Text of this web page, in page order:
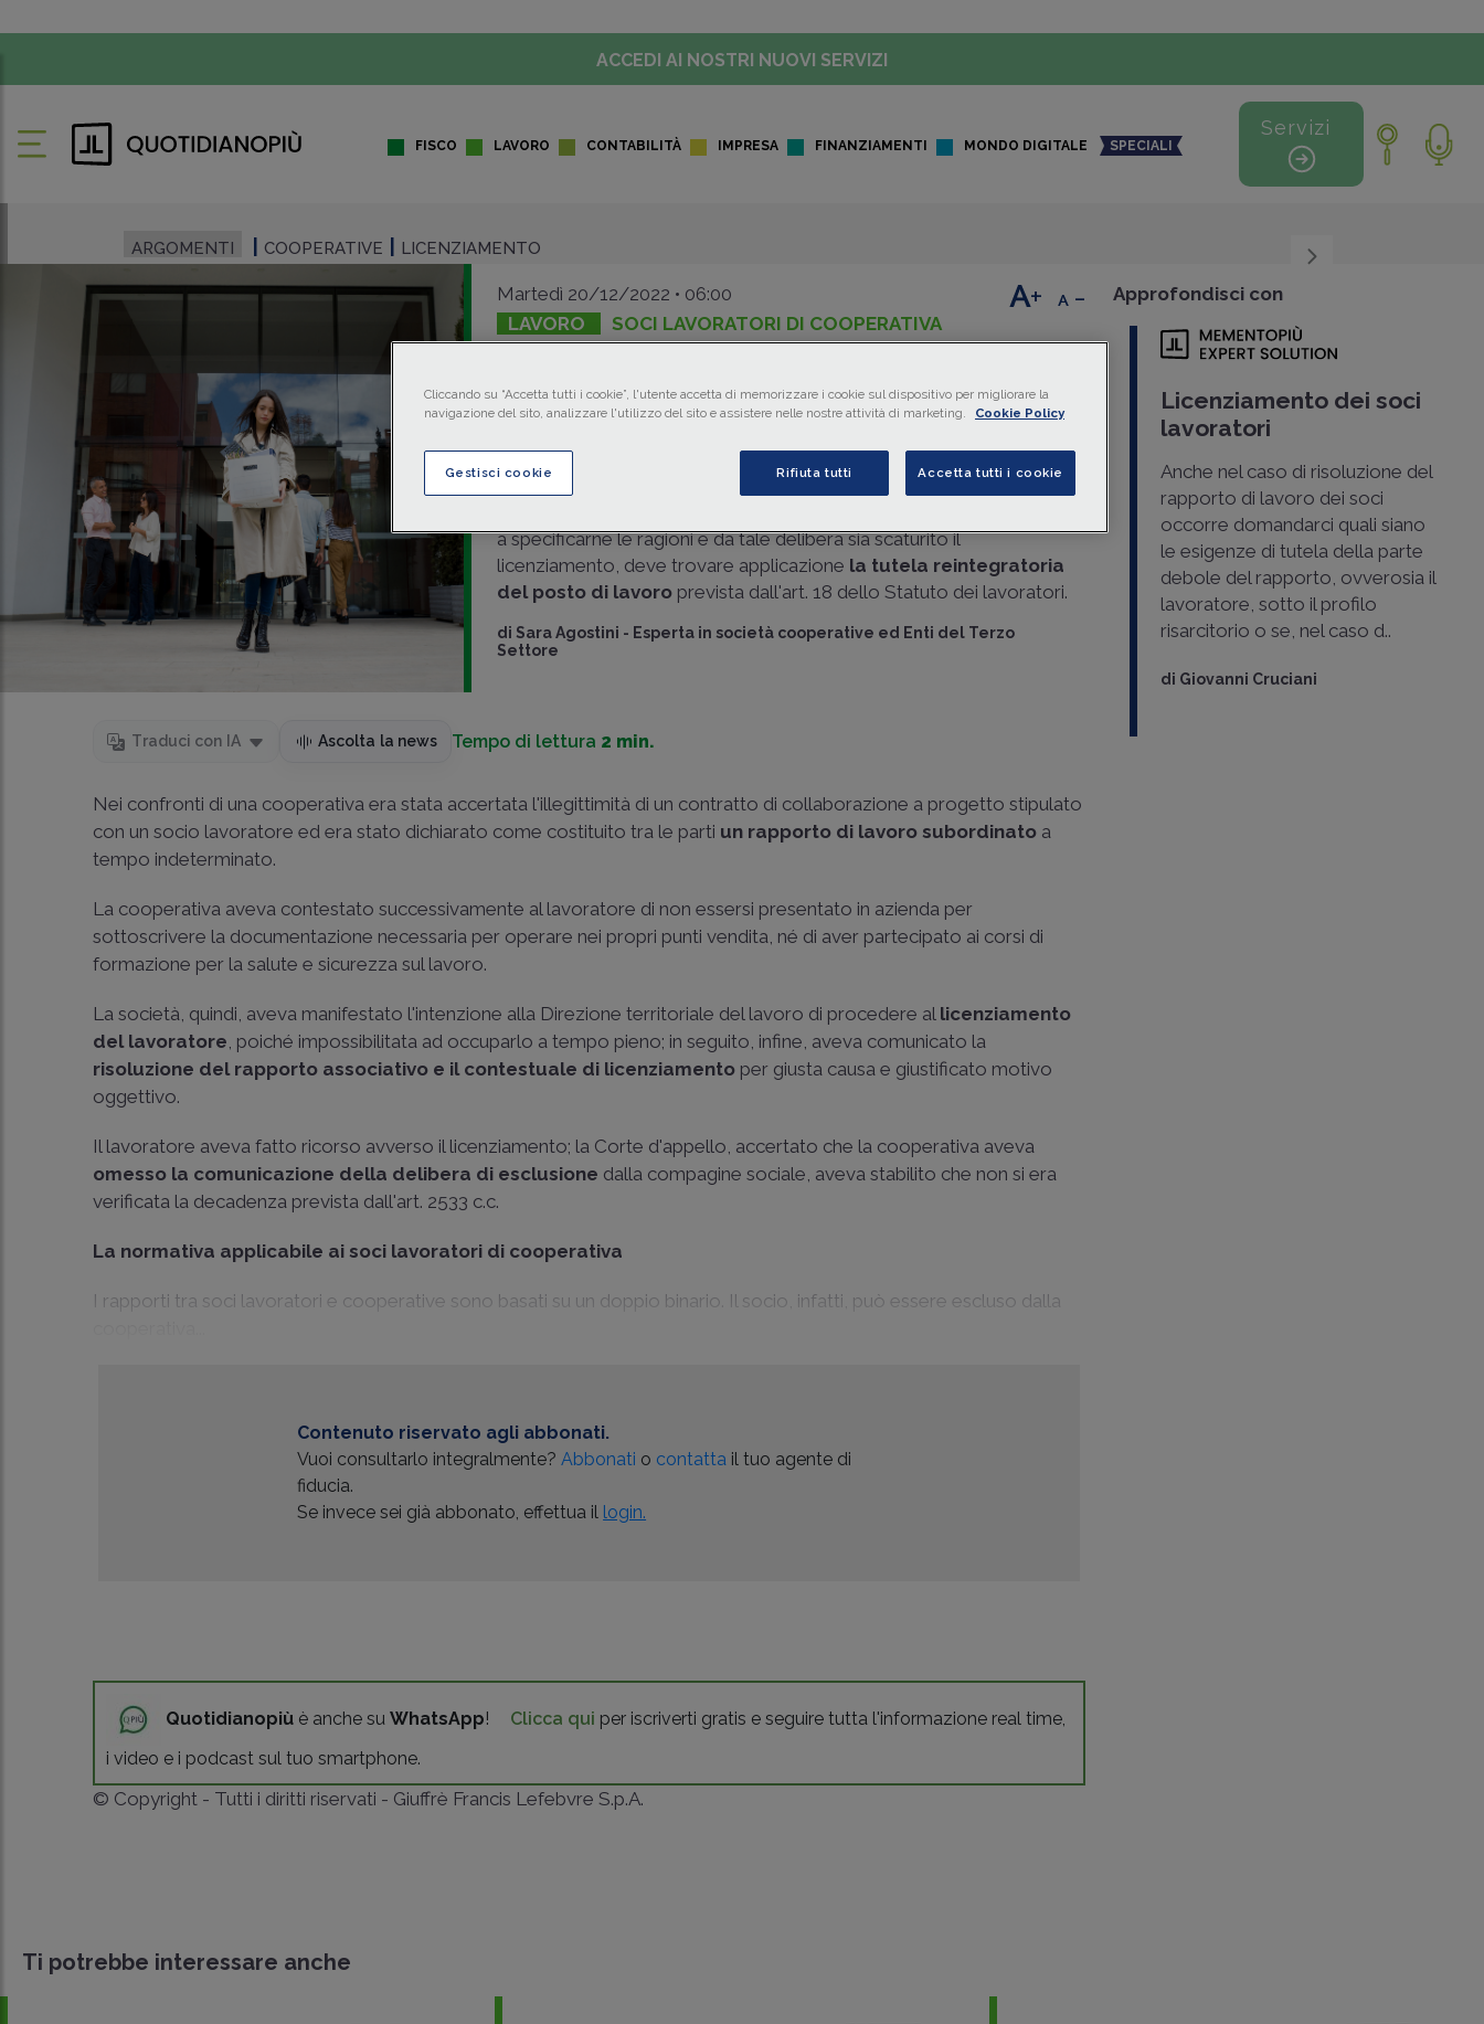
ACCEDI AI NOSTRI NUOVI SERVIZI
FISCO LAVORO CONTABILITÀ IMPRESA FINANZIAMENTI MONDO DIGITALE SPECIALI
Servizi
ARGOMENTI COOPERATIVE LICENZIAMENTO
Martedì 20/12/2022 • 06:00
LAVORO
SOCI LAVORATORI DI COOPERATIVA
necessario comunicare la delibera
di esclusione
a specificarne le ragioni e da tale delibera sia scaturito il
licenziamento, deve trovare applicazione la tutela reintegratoria
del posto di lavoro prevista dall'art. 18 dello Statuto dei lavoratori.
di Sara Agostini - Esperta in società cooperative ed Enti del Terzo
Settore
+ -
Traduci con IA Ascolta la news Tempo di lettura 2 min.
Nei confronti di una cooperativa era stata accertata l'illegittimità di un contratto di collaborazione a progetto stipulato
con un socio lavoratore ed era stato dichiarato come costituito tra le parti un rapporto di lavoro subordinato a
tempo indeterminato.
La cooperativa aveva contestato successivamente al lavoratore di non essersi presentato in azienda per
sottoscrivere la documentazione necessaria per operare nei propri punti vendita, né di aver partecipato ai corsi di
formazione per la salute e sicurezza sul lavoro.
La società, quindi, aveva manifestato l'intenzione alla Direzione territoriale del lavoro di procedere al licenziamento
del lavoratore, poiché impossibilitata ad occuparlo a tempo pieno; in seguito, infine, aveva comunicato la
risoluzione del rapporto associativo e il contestuale di licenziamento per giusta causa e giustificato motivo
oggettivo.
Il lavoratore aveva fatto ricorso avverso il licenziamento; la Corte d'appello, accertato che la cooperativa aveva
omesso la comunicazione della delibera di esclusione dalla compagine sociale, aveva stabilito che non si era
verificata la decadenza prevista dall'art. 2533 c.c.
La normativa applicabile ai soci lavoratori di cooperativa
I rapporti tra soci lavoratori e cooperative sono basati su un doppio binario. Il socio, infatti, può essere escluso dalla
Contenuto riservato agli abbonati.
Vuoi consultarlo integralmente?Abbonati o contatta il tuo agente di
fiducia.
Se invece sei già abbonato, effettua il login.
Quotidianopiù è anche suWhatsApp! Clicca qui per iscriverti gratis e seguire tutta l'informazione real time,
i video e i podcast sul tuo smartphone.
© Copyright - Tutti i diritti riservati - Giuffrè Francis Lefebvre S.p.A.
Approfondisci con
Licenziamento dei soci
lavoratori
Anche nel caso di risoluzione del
rapporto di lavoro dei soci
occorre domandarci quali siano
le esigenze di tutela della parte
debole del rapporto, ovverosia il
lavoratore, sotto il profilo
risarcitorio o se, nel caso d..
di Giovanni Cruciani
Ti potrebbe interessare anche
Cliccando su “Accetta tutti i cookie”, l'utente accetta di memorizzare i cookie sul dispositivo per migliorare la
navigazione del sito, analizzare l'utilizzo del sito e assistere nelle nostre attività di marketing.
Cookie Policy
Gestisci cookie Rifiuta tutti Accetta tutti i cookie